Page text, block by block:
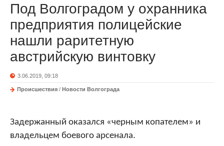
Под Волгоградом у охранника
предприятия полицейские
нашли раритетную
австрийскую винтовку
3.06.2019, 09:18
Происшествия / Новости Волгограда
Задержанный оказался «черным копателем» и
владельцем боевого арсенала.